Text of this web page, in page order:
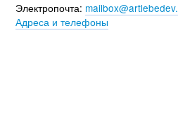
Электропочта:
Адреса и телефоны